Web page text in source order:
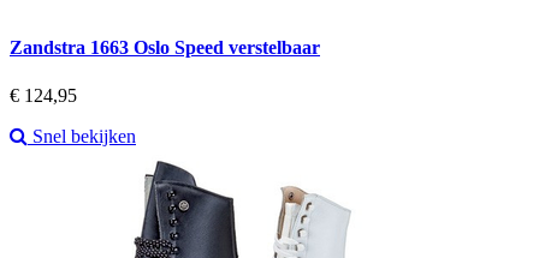
Zandstra 1663 Oslo Speed verstelbaar
Prijs
€ 124,95
Snel bekijken